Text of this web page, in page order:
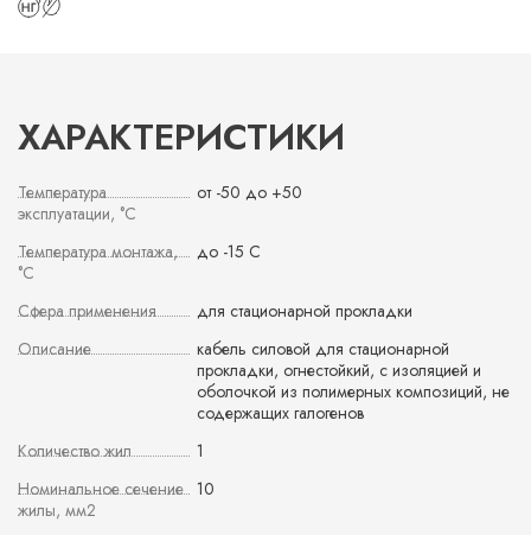
ХАРАКТЕРИСТИКИ
Температура
эксплуатации, °С
от -50 до +50
Температура монтажа,
°С
до -15 С
Сфера применения
для стационарной прокладки
Описание
кабель силовой для стационарной
прокладки, огнестойкий, с изоляцией и
оболочкой из полимерных композиций, не
содержащих галогенов
Количество жил
1
Номинальное сечение
жилы, мм2
10